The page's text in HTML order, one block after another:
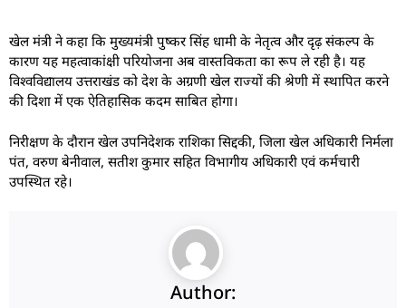
खेल मंत्री ने कहा कि मुख्यमंत्री पुष्कर सिंह धामी के नेतृत्व और दृढ़ संकल्प के
कारण यह महत्वाकांक्षी परियोजना अब वास्तविकता का रूप ले रही है। यह
विश्वविद्यालय उत्तराखंड को देश के अग्रणी खेल राज्यों की श्रेणी में स्थापित करने
की दिशा में एक ऐतिहासिक कदम साबित होगा।
निरीक्षण के दौरान खेल उपनिदेशक राशिका सिद्दकी, जिला खेल अधिकारी निर्मला
पंत, वरुण बेनीवाल, सतीश कुमार सहित विभागीय अधिकारी एवं कर्मचारी
उपस्थित रहे।
Author: